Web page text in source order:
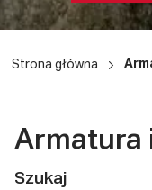
Strona główna
Armatura
Szukaj